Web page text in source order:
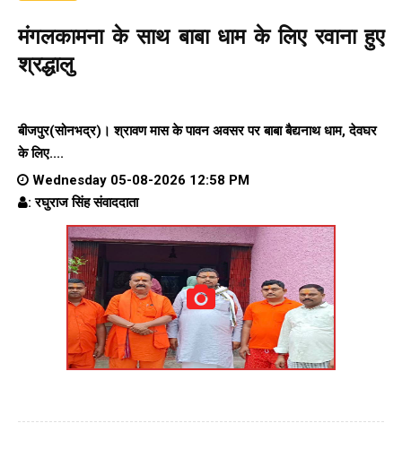
मंगलकामना के साथ बाबा धाम के लिए रवाना हुए
श्रद्धालु
बीजपुर(सोनभद्र)। श्रावण मास के पावन अवसर पर बाबा बैद्यनाथ धाम, देवघर
के लिए....
Wednesday 05-08-2026 12:58 PM
: रघुराज सिंह संवाददाता